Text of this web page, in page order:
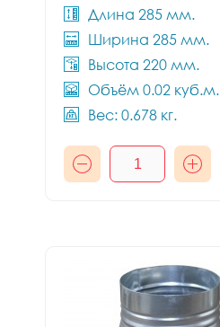
Длина 285 мм.
Ширина 285 мм.
Высота 220 мм.
Объём 0.02 куб.м.
Вес: 0.678 кг.